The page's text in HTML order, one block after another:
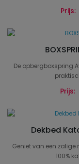
Prijs:
De opbergboxspring
Prijs:
Dekbed
Geniet van een
100%